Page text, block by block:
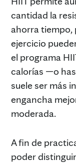
cantidad la
ahorra tiempo,
ejercicio
el programa
calorías —o
suele ser más
engancha
moderada.
A fin de
poder